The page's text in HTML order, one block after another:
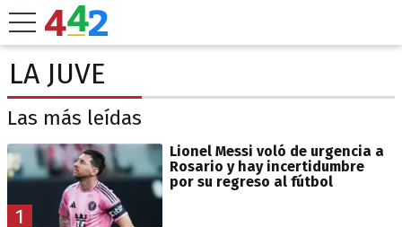
LA JUVE
Las más leídas
1
Lionel Messi voló de urgencia a
Rosario y hay incertidumbre
por su regreso al fútbol